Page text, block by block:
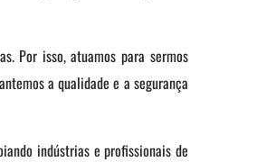
Por isso, atuamos para sermos
a qualidade e a segurança
indústrias e profissionais de